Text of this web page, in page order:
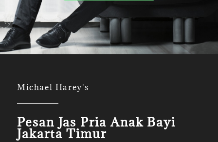
Michael Harey's
Pesan Jas Pria Anak Bayi
Jakarta Timur